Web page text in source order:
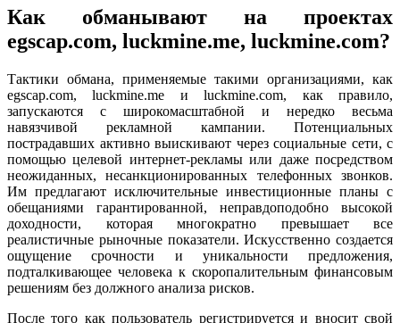
Как обманывают на проектах
egscap.com, luckmine.me, luckmine.com?
Тактики обмана, применяемые такими организациями, как
egscap.com, luckmine.me и luckmine.com, как правило,
запускаются с широкомасштабной и нередко весьма
навязчивой рекламной кампании. Потенциальных
пострадавших активно выискивают через социальные сети, с
помощью целевой интернет-рекламы или даже посредством
неожиданных, несанкционированных телефонных звонков.
Им предлагают исключительные инвестиционные планы с
обещаниями гарантированной, неправдоподобно высокой
доходности, которая многократно превышает все
реалистичные рыночные показатели. Искусственно создается
ощущение срочности и уникальности предложения,
подталкивающее человека к скоропалительным финансовым
решениям без должного анализа рисков.
После того как пользователь регистрируется и вносит свой